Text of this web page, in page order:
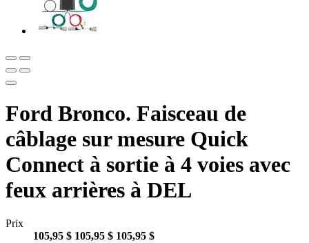
Ford Bronco. Faisceau de
câblage sur mesure Quick
Connect à sortie à 4 voies avec
feux arrières à DEL
Prix
105,95 $ 105,95 $ 105,95 $